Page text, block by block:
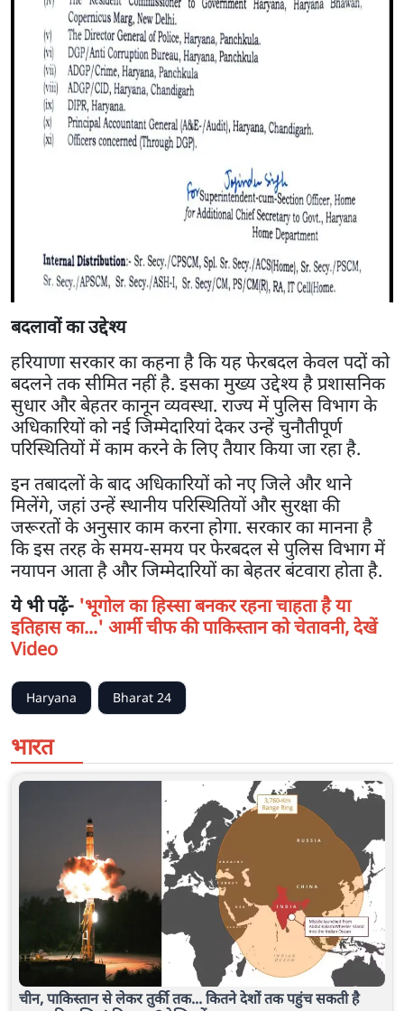
बदलावों का उद्देश्य
हरियाणा सरकार का कहना है कि यह फेरबदल केवल पदों को
बदलने तक सीमित नहीं है. इसका मुख्य उद्देश्य है प्रशासनिक
सुधार और बेहतर कानून व्यवस्था. राज्य में पुलिस विभाग के
अधिकारियों को नई जिम्मेदारियां देकर उन्हें चुनौतीपूर्ण
परिस्थितियों में काम करने के लिए तैयार किया जा रहा है.
इन तबादलों के बाद अधिकारियों को नए जिले और थाने
मिलेंगे, जहां उन्हें स्थानीय परिस्थितियों और सुरक्षा की
जरूरतों के अनुसार काम करना होगा. सरकार का मानना है
कि इस तरह के समय-समय पर फेरबदल से पुलिस विभाग में
नयापन आता है और जिम्मेदारियों का बेहतर बंटवारा होता है.
ये भी पढ़ें- 'भूगोल का हिस्सा बनकर रहना चाहता है या
इतिहास का...' आर्मी चीफ की पाकिस्तान को चेतावनी, देखें
Video
Haryana Bharat 24
भारत
चीन, पाकिस्तान से लेकर तुर्की तक... कितने देशों तक पहुंच सकती है